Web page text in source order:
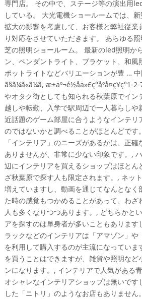
専門店。 その中で、ステージ等の演出用
している。 大光電機ショールームでは、
拡大の影響を考慮して、お客様と弊社従業
り対応をさせていただきます。 あらゆる
芝の照明ショールーム。 最新のled照明か
ン、ペンダントライト、ブラケット、和風
ポットライトなどバリエーションが豊 …
ã§ã¼ã«ã¼ã, æ±äº¬é½åä»£ç°åºå¤ç¥ç°1-
やオタク街としても知られる秋葉原でイン
越しや転勤、入学で駅周辺で一人暮らしや
近話題のゲーム部屋に合うようなインテリ
のではないかと調べることがほとんどです
「インテリア」のニーズがあるかは、正
ありませんが、非常に少ない印象です。,
辺にインテリアを買えるショップはほとん
ざ秋葉原で探す人も限定されます。, ネッ
増えていますし、動画を通じてなんとなく
た時の感覚もつかめることがあって、わざ
人も多くなりつつあります。, どちらかと
アを探すのは単身者が多いこともあります
ラックなどのインテリアは「アマゾン」や
を利用して購入するのが主流になっていま
を買うことはできますが、雑貨や照明など
ンになります。, インテリアで人気がある
オシャレなインテリアショップは無いです
した「ニトリ」のようなお店もありませ